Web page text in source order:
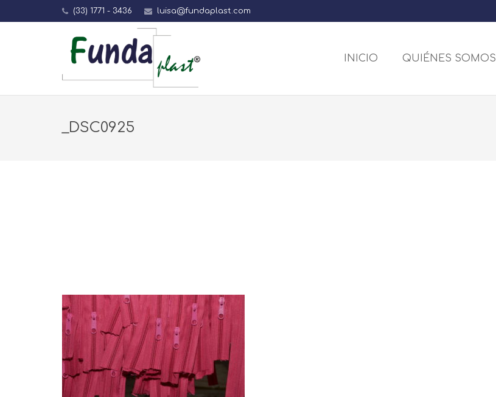
(33) 1771 - 3436 luisa@fundaplast.com
INICIO QUIÉNES SOMOS
_DSC0925